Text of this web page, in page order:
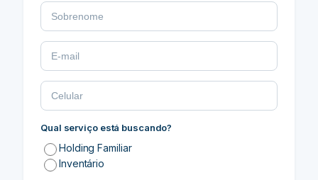
Qual serviço está buscando?
Holding Familiar
Inventário